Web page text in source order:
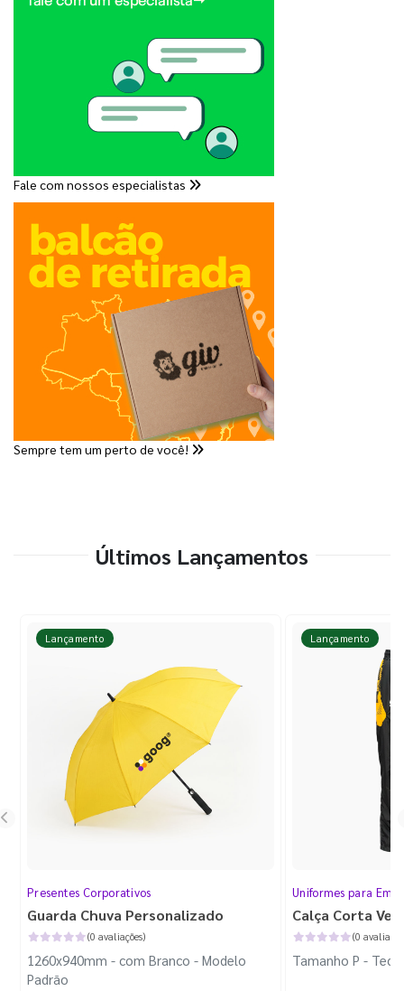
Fale com nossos especialistas
Sempre tem um perto de você!
Últimos Lançamentos
Lançamento
Presentes Corporativos
Guarda Chuva Personalizado
(0 avaliações)
1260x940mm - com Branco - Modelo
Padrão
Lançamento
Uniformes para
Calça Corta
(0
Tamanho P -